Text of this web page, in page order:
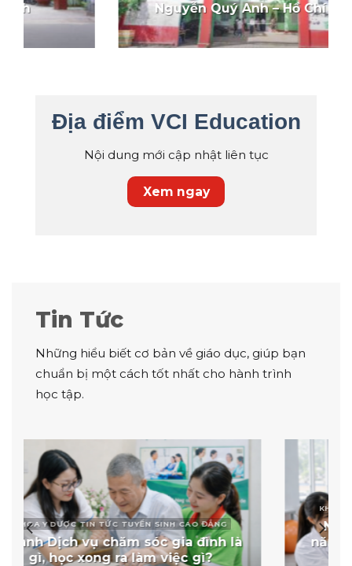
Nguyễn Quý Anh – Hồ Chí Minh
Địa điểm VCI Education
Nội dung mới cập nhật liên tục
Xem ngay
Tin Tức
Những hiểu biết cơ bản về giáo dục, giúp bạn
chuẩn bị một cách tốt nhất cho hành trình
học tập.
KHOA Y DƯỢC TIN TỨC TUYỂN SINH CAO ĐẲNG
Ngành Kỹ thuật phục hồi chức
năng: Học gì, ra làm gì, dễ xin việc
không?